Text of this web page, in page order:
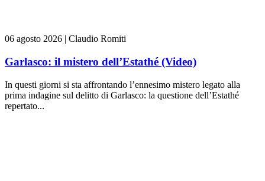
06 agosto 2026 | Claudio Romiti
Garlasco: il mistero dell’Estathé (Video)
In questi giorni si sta affrontando l’ennesimo mistero legato alla
prima indagine sul delitto di Garlasco: la questione dell’Estathé
repertato...